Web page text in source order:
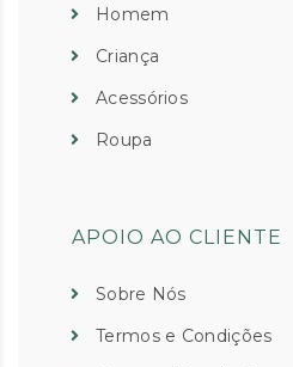
Homem
Criança
Acessórios
Roupa
APOIO AO CLIENTE
Sobre Nós
Termos e Condições